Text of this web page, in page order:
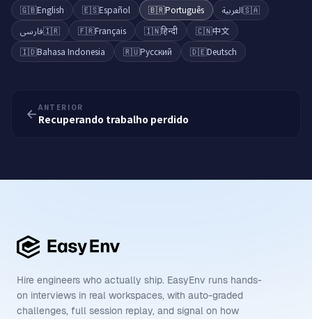
🇬🇧English 🇪🇸Español 🇧🇷Português 🇸🇦العربية
🇮🇷فارسی 🇫🇷Français 🇮🇳हिन्दी 🇨🇳中文
🇮🇩Bahasa Indonesia 🇷🇺Русский 🇩🇪Deutsch
ANTERIOR
Recuperando trabalho perdido
Hire engineers who actually ship. EasyEnv runs hands-
on interviews in real workspaces, with auto-graded
challenges, full session replay, and signal on how